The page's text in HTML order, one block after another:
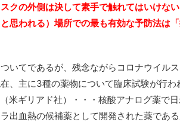
クの外側は決して素手で触れてはいけない
思われる）場所での最も有効な予防法は
いてであるが、残念ながらコロナウイル
、主に3種の薬物について臨床試験が行わ
米ギリアド社）・・・核酸アナログ薬で
出血熱の候補薬として開発された薬であ